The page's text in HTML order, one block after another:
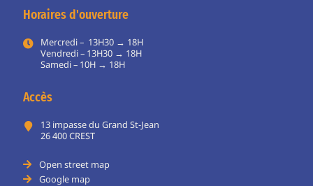
Horaires d'ouverture
Mercredi – 13H30 → 18H
Vendredi – 13H30 → 18H
Samedi – 10H → 18H
Accès
13 impasse du Grand St-Jean
26 400 CREST
Open street map
Google map